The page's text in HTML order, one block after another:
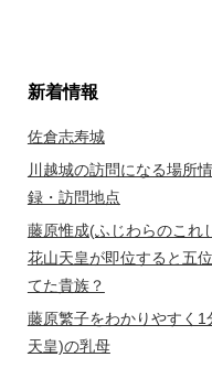
新着情報
佐倉志寿城
川越城の訪問になる場所
録・訪問地点
藤原惟成(ふじわらのこれ
花山天皇が即位すると五
てた貴族？
藤原繁子をわかりやすく
天皇)の乳母